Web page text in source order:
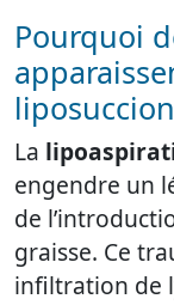
Pourquoi
La
engendre un
de
graisse. Ce
infiltration de